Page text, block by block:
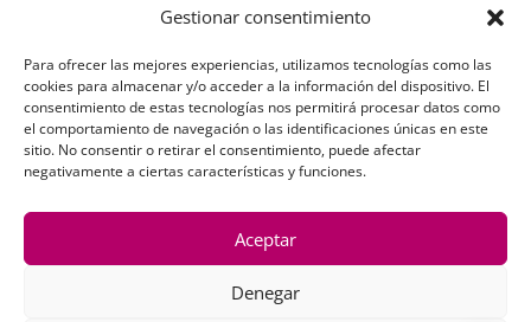
Gestionar consentimiento
Para ofrecer las mejores experiencias, utilizamos tecnologías como las
cookies para almacenar y/o acceder a la información del dispositivo. El
consentimiento de estas tecnologías nos permitirá procesar datos como
el comportamiento de navegación o las identificaciones únicas en este
sitio. No consentir o retirar el consentimiento, puede afectar
negativamente a ciertas características y funciones.
Aceptar
Denegar
Siguenos: